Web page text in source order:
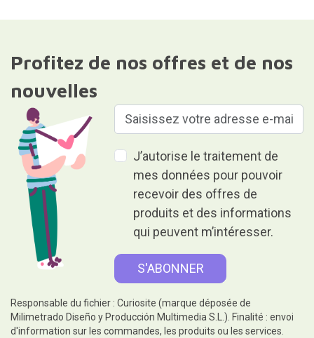
Profitez de nos offres et de nos
nouvelles
J’autorise le traitement de
mes données pour pouvoir
recevoir des offres de
produits et des informations
qui peuvent m’intéresser.
Responsable du fichier : Curiosite (marque déposée de
Milimetrado Diseño y Producción Multimedia S.L.). Finalité : envoi
d'information sur les commandes, les produits ou les services.